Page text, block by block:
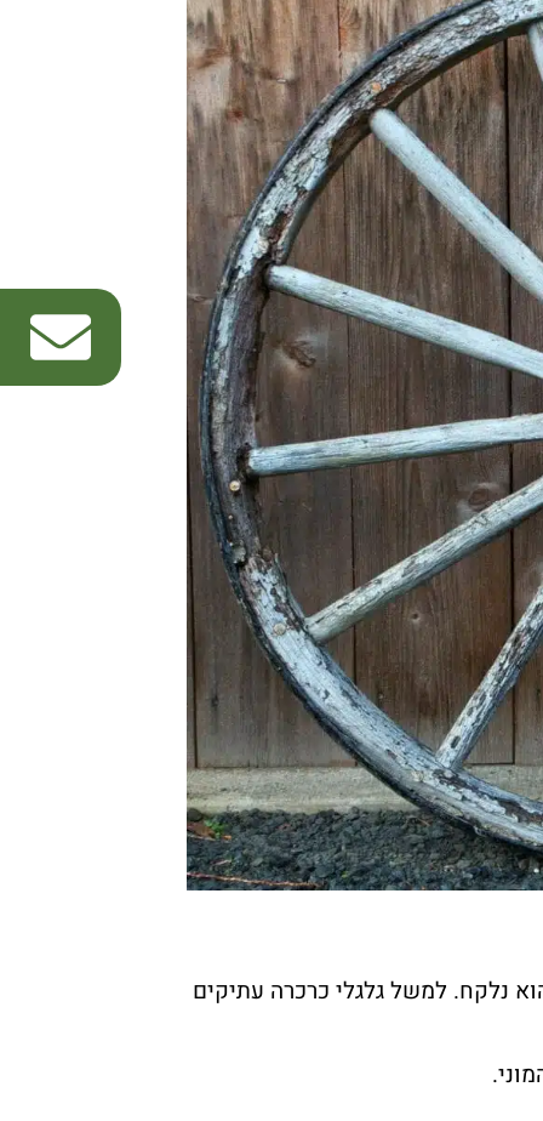
נלקח. למשל גלגלי כרכרה עתיקים